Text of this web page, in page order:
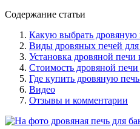
Содержание статьи
Какую выбрать дровяную
Виды дровяных печей для
Установка дровяной печи
Стоимость дровяной печи
Где купить дровяную
Видео
Отзывы и комментарии